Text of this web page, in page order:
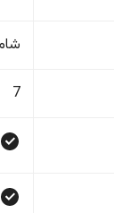
7